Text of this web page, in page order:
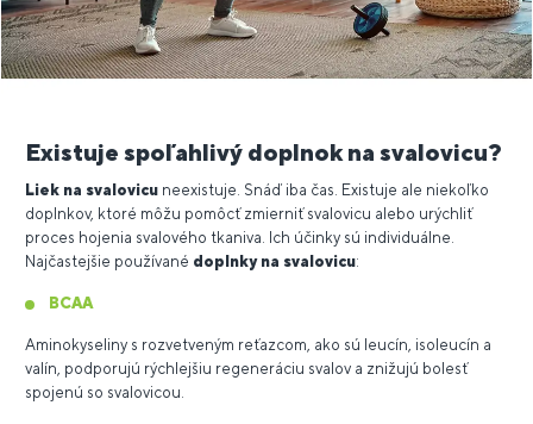
Existuje spoľahlivý doplnok na svalovicu?
Liek na svalovicu neexistuje. Snáď iba čas. Existuje ale niekoľko
doplnkov, ktoré môžu pomôcť zmierniť svalovicu alebo urýchliť
proces hojenia svalového tkaniva. Ich účinky sú individuálne.
Najčastejšie používané doplnky na svalovicu:
BCAA
Aminokyseliny s rozvetveným reťazcom, ako sú leucín, isoleucín a
valín, podporujú rýchlejšiu regeneráciu svalov a znižujú bolesť
spojenú so svalovicou.